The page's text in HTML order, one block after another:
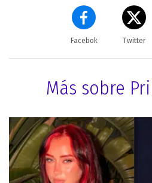
Facebok Twitter
Más sobre